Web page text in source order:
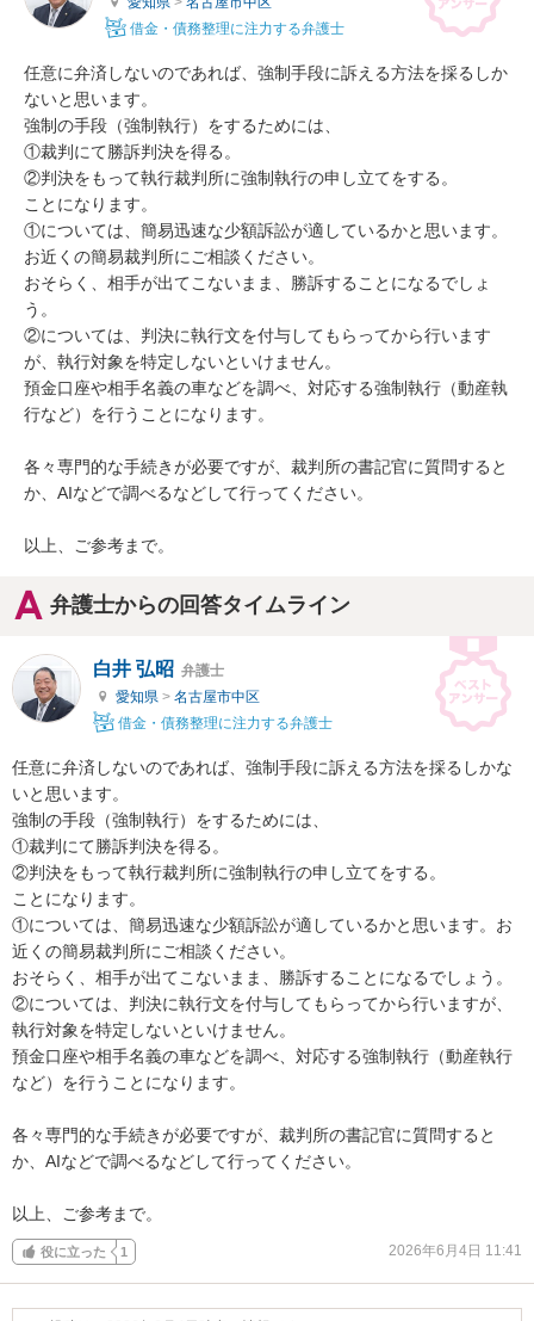
借金・債務整理に注力する弁護士
任意に弁済しないのであれば、強制手段に訴える方法を採るしか
ないと思います。
強制の手段（強制執行）をするためには、
①裁判にて勝訴判決を得る。
②判決をもって執行裁判所に強制執行の申し立てをする。
ことになります。
①については、簡易迅速な少額訴訟が適しているかと思います。
お近くの簡易裁判所にご相談ください。
おそらく、相手が出てこないまま、勝訴することになるでしょ
う。
②については、判決に執行文を付与してもらってから行います
が、執行対象を特定しないといけません。
預金口座や相手名義の車などを調べ、対応する強制執行（動産執
行など）を行うことになります。
各々専門的な手続きが必要ですが、裁判所の書記官に質問すると
か、AIなどで調べるなどして行ってください。
以上、ご参考まで。
弁護士からの回答タイムライン
白井 弘昭 弁護士
愛知県 > 名古屋市中区
借金・債務整理に注力する弁護士
任意に弁済しないのであれば、強制手段に訴える方法を採るしかな
いと思います。
強制の手段（強制執行）をするためには、
①裁判にて勝訴判決を得る。
②判決をもって執行裁判所に強制執行の申し立てをする。
ことになります。
①については、簡易迅速な少額訴訟が適しているかと思います。お
近くの簡易裁判所にご相談ください。
おそらく、相手が出てこないまま、勝訴することになるでしょう。
②については、判決に執行文を付与してもらってから行いますが、
執行対象を特定しないといけません。
預金口座や相手名義の車などを調べ、対応する強制執行（動産執行
など）を行うことになります。
各々専門的な手続きが必要ですが、裁判所の書記官に質問すると
か、AIなどで調べるなどして行ってください。
以上、ご参考まで。
役に立った 1 2026年6月4日 11:41